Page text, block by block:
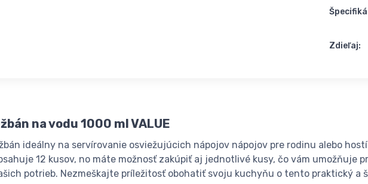
Zdieľaj:
na vodu 1000 ml VALUE
ideálny na servírovanie osviežujúcich nápojov nápojov pre rodinu alebo
12 kusov, no máte možnosť zakúpiť aj jednotlivé kusy, čo vám umožňuje
potrieb. Nezmeškajte príležitosť obohatiť svoju kuchyňu o tento praktický a